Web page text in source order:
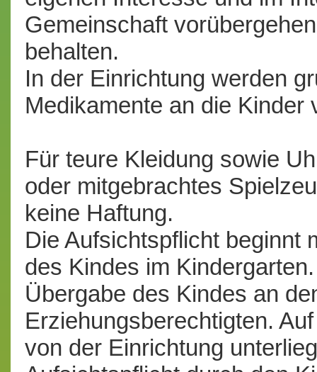
Gemeinschaft
behalten.
In der Einrichtung werden
Medikamente an die Kinder
Für teure Kleidung sowie
oder mitgebrachtes
keine Haftung.
Die Aufsichtspflicht beginnt
des Kindes im
Übergabe des Kindes an
Erziehungsberechtigten.
von der Einrichtung